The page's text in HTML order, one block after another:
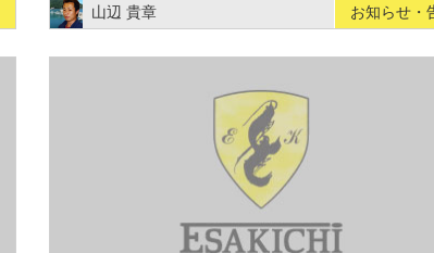
山辺 貴章 お知らせ・